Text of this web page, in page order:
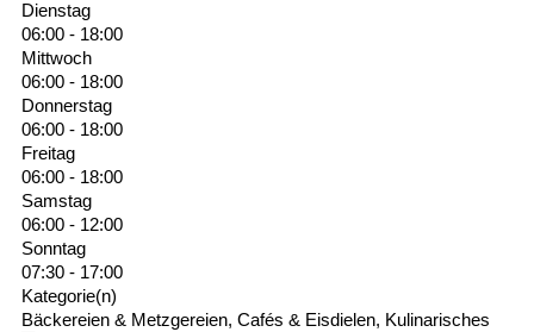
Dienstag
06:00 - 18:00
Mittwoch
06:00 - 18:00
Donnerstag
06:00 - 18:00
Freitag
06:00 - 18:00
Samstag
06:00 - 12:00
Sonntag
07:30 - 17:00
Kategorie(n)
Bäckereien & Metzgereien, Cafés & Eisdielen, Kulinarisches